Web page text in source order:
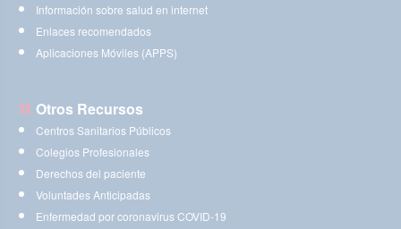
Información sobre salud en internet
Enlaces recomendados
Aplicaciones Móviles (APPS)
Otros Recursos
Centros Sanitarios Públicos
Colegios Profesionales
Derechos del paciente
Voluntades Anticipadas
Enfermedad por coronavirus COVID-19